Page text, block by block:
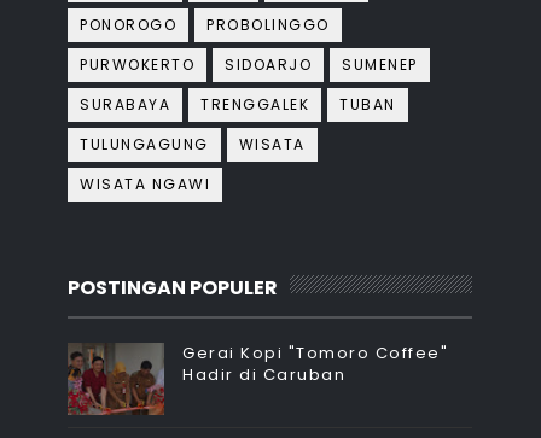
PONOROGO
PROBOLINGGO
PURWOKERTO
SIDOARJO
SUMENEP
SURABAYA
TRENGGALEK
TUBAN
TULUNGAGUNG
WISATA
WISATA NGAWI
POSTINGAN POPULER
Gerai Kopi "Tomoro Coffee"
Hadir di Caruban